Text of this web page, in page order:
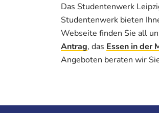
Das Studentenwerk
Studentenwerk bieten
Webseite finden Sie all
Antrag, das Essen in der
Angeboten beraten wir